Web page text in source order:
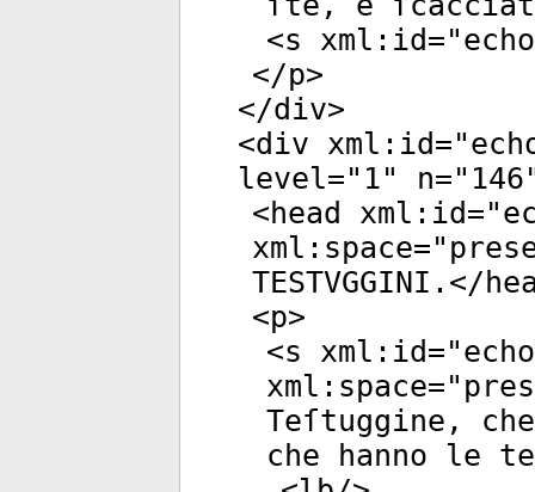
<s xml:id="
</p>
</div>
<div xml:id="
level=" 1" n=" 146
<head xml:id="
xml:space="
TESTVGGINI.</
<p>
<s xml:id="
xml:space="
Teſtuggine,
che hanno le